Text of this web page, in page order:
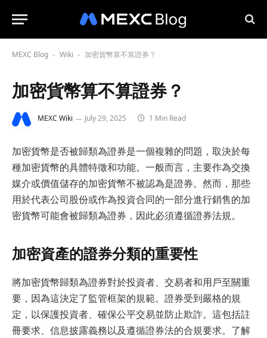
MEXC Blog - Wiki - 加密貨幣算不算證券？
加密貨幣算不算證券？
MEXC Wiki July 29, 2025 1 Min Read
加密貨幣是否被歸類為證券是一個複雜的問題，取決於每
種加密貨幣的具體特徵和功能。一般而言，主要作為交換
媒介或價值儲存的加密貨幣不被認為是證券。然而，那些
用於代表公司股份或作為投資合同的一部分進行銷售的加
密貨幣可能會被歸類為證券，因此必須遵循證券法規。
加密資產的證券分類的重要性
將加密貨幣歸類為證券對於投資者、交易者和用戶至關重
要，因為這決定了監管框架的規範。證券受到嚴格的規
定，以保護投資者、確保公平交易並防止欺詐。這包括註
冊要求、信息披露義務以及遵循證券法的合規要求。了解